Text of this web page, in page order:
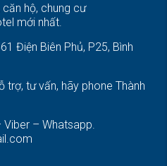
hộ, chung cư
mới nhất.
Điện Biên Phủ, P25, Bình
trợ, tư vấn, hãy phone Thành
– Whatsapp.